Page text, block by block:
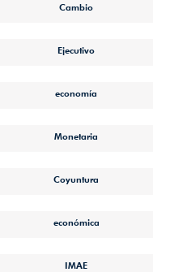
Cambio
Ejecutivo
economía
Monetaria
Coyuntura
económica
IMAE